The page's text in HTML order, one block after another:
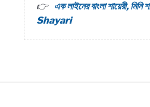
এক লাইনের বাংলা শায়েরী,
Shayari